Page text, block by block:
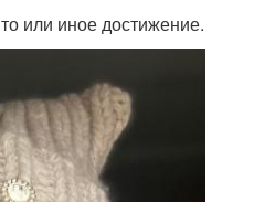
или иное достижение.